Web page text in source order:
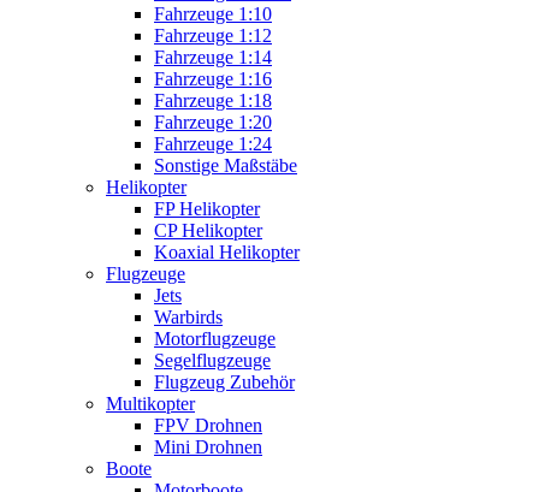
Fahrzeuge 1:10
Fahrzeuge 1:12
Fahrzeuge 1:14
Fahrzeuge 1:16
Fahrzeuge 1:18
Fahrzeuge 1:20
Fahrzeuge 1:24
Sonstige Maßstäbe
Helikopter
FP Helikopter
CP Helikopter
Koaxial Helikopter
Flugzeuge
Jets
Warbirds
Motorflugzeuge
Segelflugzeuge
Flugzeug Zubehör
Multikopter
FPV Drohnen
Mini Drohnen
Boote